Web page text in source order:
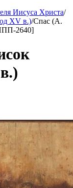
Иисуса Христа/
XV в.)/Спас (А.
2640]